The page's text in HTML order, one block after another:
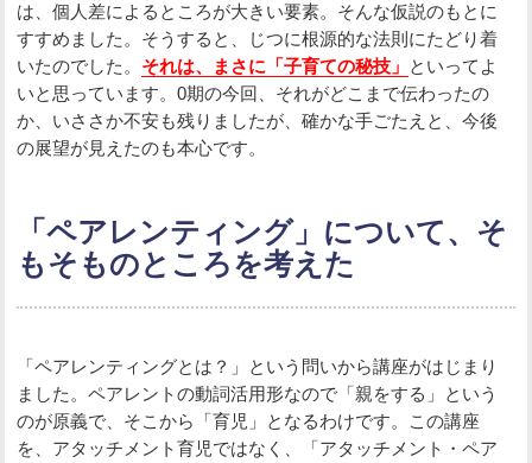
は、個人差によるところが大きい要素。そんな仮説のもとに
すすめました。そうすると、じつに根源的な法則にたどり着
いたのでした。 それは、まさに「子育ての秘技」 といってよ
いと思っています。0期の今回、それがどこまで伝わったの
か、いささか不安も残りましたが、確かな手ごたえと、今後
の展望が見えたのも本心です。
「ペアレンティング」について、そ
もそものところを考えた
「ペアレンティングとは？」という問いから講座がはじまり
ました。ペアレントの動詞活用形なので「親をする」という
のが原義で、そこから「育児」となるわけです。この講座
を、アタッチメント育児ではなく、「アタッチメント・ペア